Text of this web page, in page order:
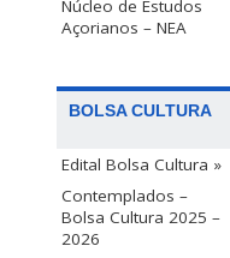
Núcleo de Estudos
Açorianos – NEA
BOLSA CULTURA
Edital Bolsa Cultura »
Contemplados –
Bolsa Cultura 2025 –
2026